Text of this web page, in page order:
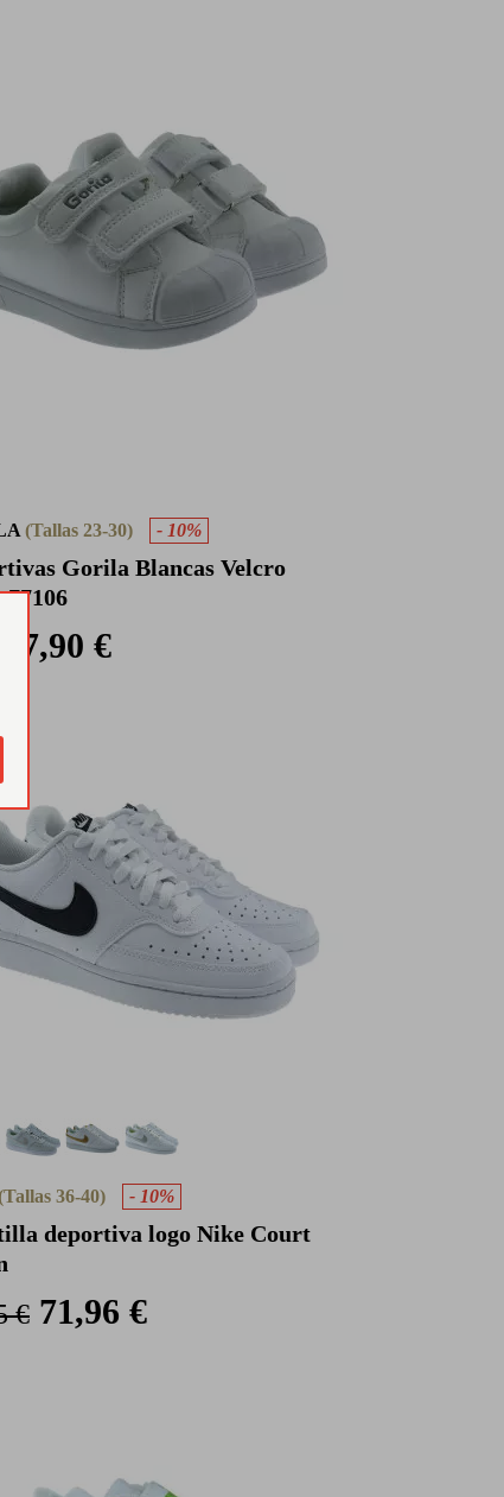
(Tallas 23-30) - 10%
Gorila Blancas Velcro
77106
27,90 €
36-40) - 10%
deportiva logo Nike Court
€ 71,96 €